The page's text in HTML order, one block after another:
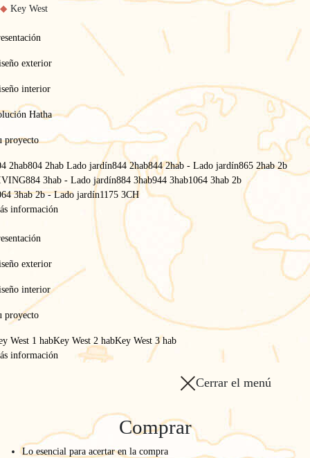
Key West
exterior
interior
Hatha
proyecto
2hab804 2hab Lado jardín844 2hab844 2hab - Lado jardín865 2hab 2b
884 3hab - Lado jardín884 3hab944 3hab1064 3hab 2b
3hab 2b - Lado jardín1175 3CH
información
exterior
interior
proyecto
West 1 habKey West 2 habKey West 3 hab
información
Cerrar el menú
Comprar
Lo esencial para acertar en la compra
Politica mdedioambiental
Reducir la huella de carbono
Reduzca su huella de
carbono con una
autocaravana ecológica